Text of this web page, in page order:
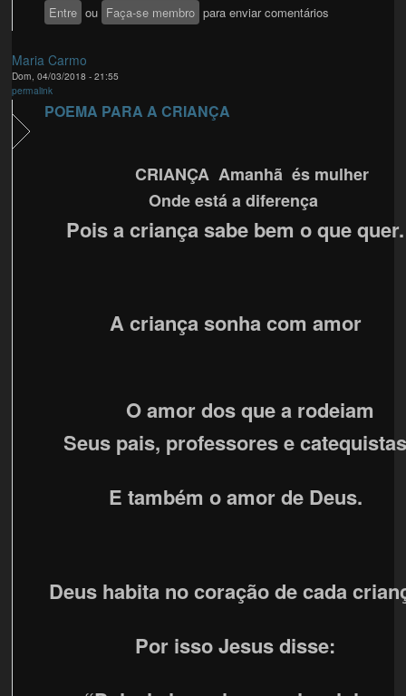
Entre ou Faça-se membro para enviar comentários
Maria Carmo
Dom, 04/03/2018 - 21:55
permalink
POEMA PARA A CRIANÇA
CRIANÇA Amanhã és mulher
Onde está a diferença
Pois a criança sabe bem o que quer.
A criança sonha com amor
O amor dos que a rodeiam
Seus pais, professores e
E também o amor de Deus.
Deus habita no coração de cada
Por isso Jesus disse: